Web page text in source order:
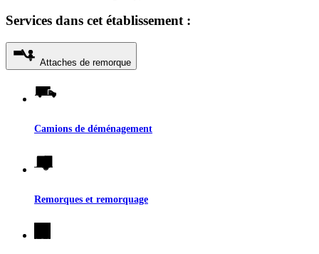
Services dans cet établissement :
Attaches de remorque
Camions de déménagement
Remorques et remorquage